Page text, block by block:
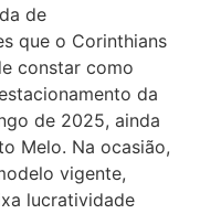
de
que o Corinthians
constar como
da
de 2025, ainda
Melo. Na ocasião,
vigente,
lucratividade